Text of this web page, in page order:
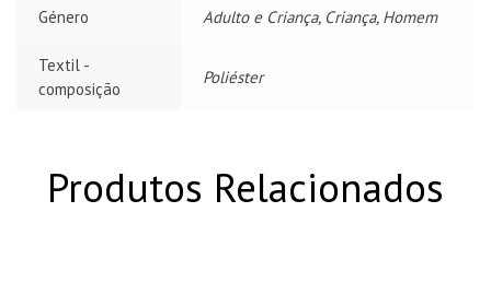
Género Adulto e Criança, Criança, Homem
Textil -
composição
Poliéster
Produtos Relacionados